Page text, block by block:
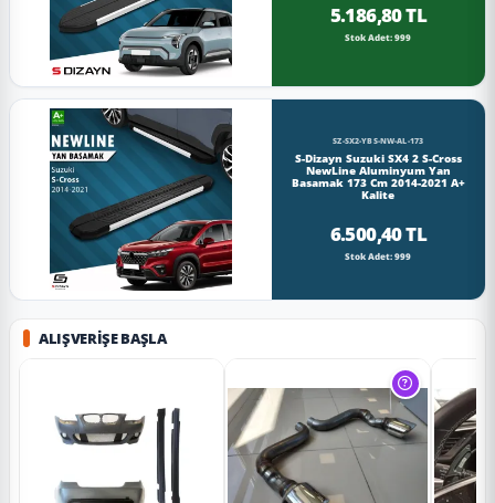
5.186,80 TL
Stok Adet: 999
SZ-SX2-YBS-NW-AL-173
S-Dizayn Suzuki SX4 2 S-Cross
NewLine Aluminyum Yan
Basamak 173 Cm 2014-2021 A+
Kalite
6.500,40 TL
Stok Adet: 999
ALIŞVERIŞE BAŞLA